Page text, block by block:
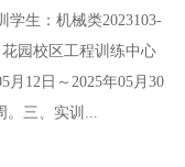
学生：机械类2023103-
园校区工程训练中心
月12日～2025年05月30
。三、实训...